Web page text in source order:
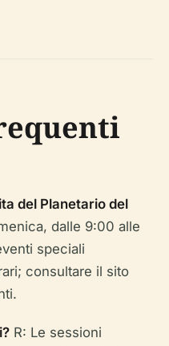
del Planetario del
dalle 9:00 alle
speciali
consultare il sito
R: Le sessioni